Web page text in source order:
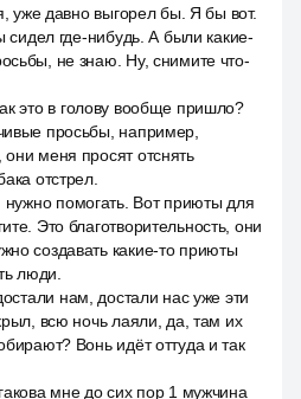
уже давно выгорел бы. Я бы вот.
сидел где-нибудь. А были какие-
не знаю. Ну, снимите что-
это в голову вообще пришло?
просьбы, например,
меня просят отснять
отстрел.
нужно помогать. Вот приюты для
Это благотворительность, они
создавать какие-то приюты
люди.
нам, достали нас уже эти
всю ночь лаяли, да, там их
Вонь идёт оттуда и так
мне до сих пор 1 мужчина